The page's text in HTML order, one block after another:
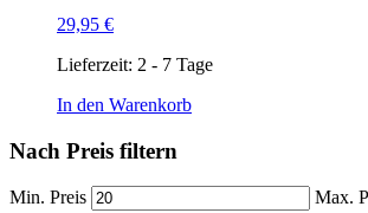
29,95 €
Lieferzeit: 2 - 7 Tage
In den Warenkorb
Nach Preis filtern
Min. Preis Max.